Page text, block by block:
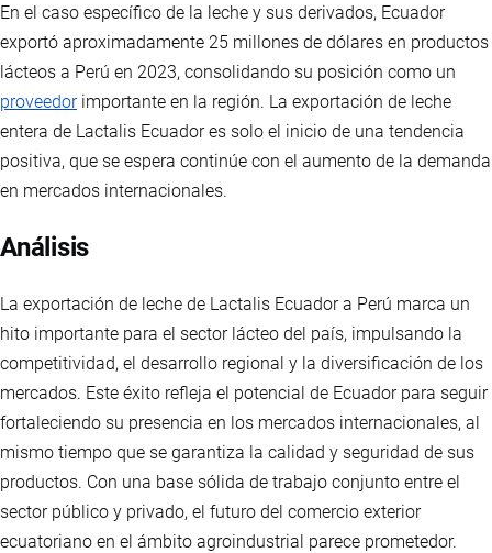
En el caso específico de la leche y sus derivados, Ecuador
exportó aproximadamente 25 millones de dólares en productos
lácteos a Perú en 2023, consolidando su posición como un
proveedorimportante en la región. La exportación de leche
entera de Lactalis Ecuador es solo el inicio de una tendencia
positiva, que se espera continúe con el aumento de la demanda
en mercados internacionales.
Análisis
La exportación de leche de Lactalis Ecuador a Perú marca un
hito importante para el sector lácteo del país, impulsando la
competitividad, el desarrollo regional y la diversificación de los
mercados. Este éxito refleja el potencial de Ecuador para seguir
fortaleciendo su presencia en los mercados internacionales, al
mismo tiempo que se garantiza la calidad y seguridad de sus
productos. Con una base sólida de trabajo conjunto entre el
sector público y privado, el futuro del comercio exterior
ecuatoriano en el ámbito agroindustrial parece prometedor.